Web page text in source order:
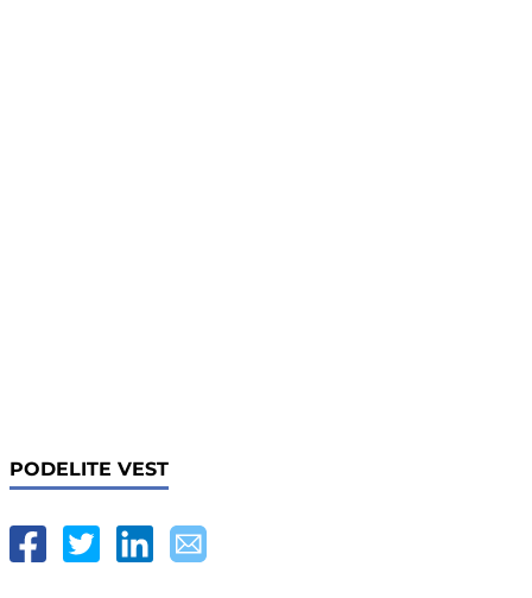
PODELITE VEST